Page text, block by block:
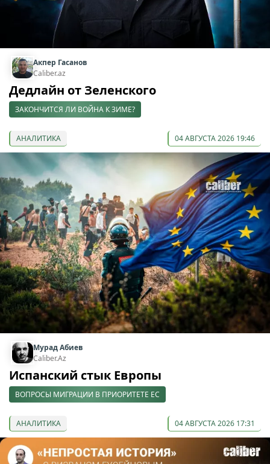
Акпер Гасанов
Caliber.az
Дедлайн от Зеленского
ЗАКОНЧИТСЯ ЛИ ВОЙНА К ЗИМЕ?
АНАЛИТИКА 04 АВГУСТА 2026 19:46
Мурад Абиев
Caliber.Az
Испанский стык Европы
ВОПРОСЫ МИГРАЦИИ В ПРИОРИТЕТЕ ЕС
АНАЛИТИКА 04 АВГУСТА 2026 17:31